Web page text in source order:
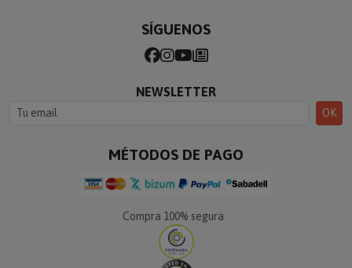
SÍGUENOS
NEWSLETTER
OK
MÉTODOS DE PAGO
Compra 100% segura